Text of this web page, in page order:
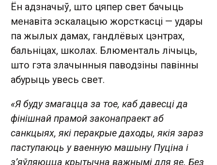
Ён адзначыў, што цяпер свет бачыць
менавіта эскалацыю жорсткасці — удары
па жылых дамах, гандлёвых цэнтрах,
бальніцах, школах. Блюменталь лічыць,
што гэта злачынныя паводзіны павінны
абурыць увесь свет.
«Я буду змагацца за тое, каб давесці да
фінішнай прамой законапраект аб
санкцыях, які перакрые даходы, якія зараз
паступаюць у ваенную машыну Пуціна і
з’яўляюцца крытычна важнымі для яе. Без